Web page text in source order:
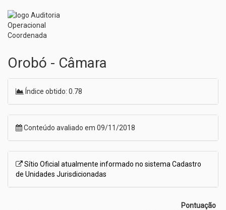
Orobó - Câmara
Índice obtido: 0.78
Conteúdo avaliado em 09/11/2018
Sítio Oficial atualmente informado no sistema Cadastro
de Unidades Jurisdicionadas
Pontuação